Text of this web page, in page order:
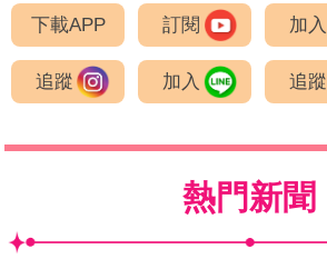
下載APP 訂閱 加入
追蹤 加入 追蹤
熱門新聞